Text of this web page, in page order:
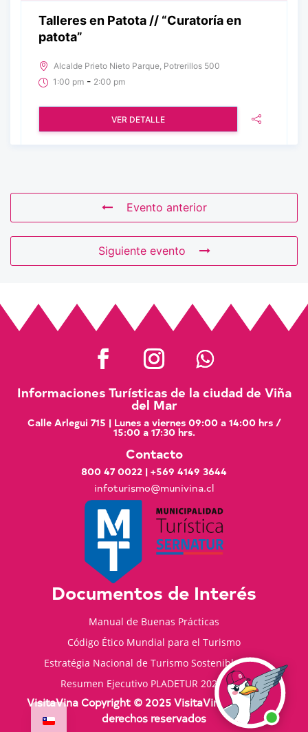
Talleres en Patota // “Curatoría en
patota”
Alcalde Prieto Nieto Parque, Potrerillos 500
1:00 pm - 2:00 pm
VER DETALLE
Evento anterior
Siguiente evento
Informaciones Turísticas de la ciudad de Viña
del Mar
Calle Arlegui 715 | Lunes a viernes 09:00 a 14:00 hrs /
15:00 a 17:30 hrs.
Contacto
800 47 0022 | +569 4149 3644
infoturismo@munivina.cl
Documentos de Interés
Manual de Buenas Prácticas
Código Ético Mundial para el Turismo
Estratégia Nacional de Turismo Sostenible 2035
Resumen Ejecutivo PLADETUR 2025-2023
VisitaVina Copyright © 2025 VisitaVina - Todos los
derechos reservados